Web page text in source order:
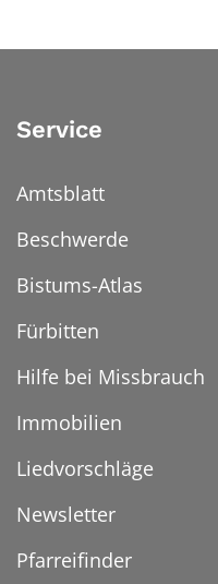
Service
Amtsblatt
Beschwerde
Bistums-Atlas
Fürbitten
Hilfe bei Missbrauch
Immobilien
Liedvorschläge
Newsletter
Pfarreifinder